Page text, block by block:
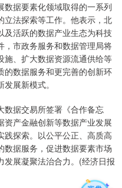
数据要素化领域取得的一系列
立法探索等工作。他表示，北
及活跃的数据产业生态为科技
，市政务服务和数据管理局将
施、扩大数据资源流通供给等
的数据服务和更完善的创新环
展新模式。
据交易所签署《合作备忘
产金融创新等数据产业发展
探索。以公平公正、高质高
据服务，促进数据要素市场
展凝聚法治合力。(经济日报